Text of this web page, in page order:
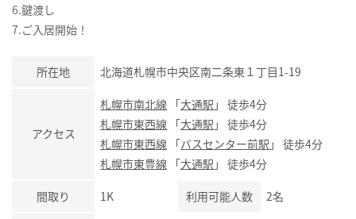
6.鍵渡し
7.ご入居開始！
所在地 北海道札幌市中央区南二条東１丁目1-19
アクセス
札幌市南北線 「大通駅 」 徒歩4分
札幌市東西線 「大通駅 」 徒歩4分
札幌市東西線 「バスセンター前駅 」 徒歩4分
札幌市東豊線 「大通駅 」 徒歩4分
間取り 1K 利用可能人数 2名